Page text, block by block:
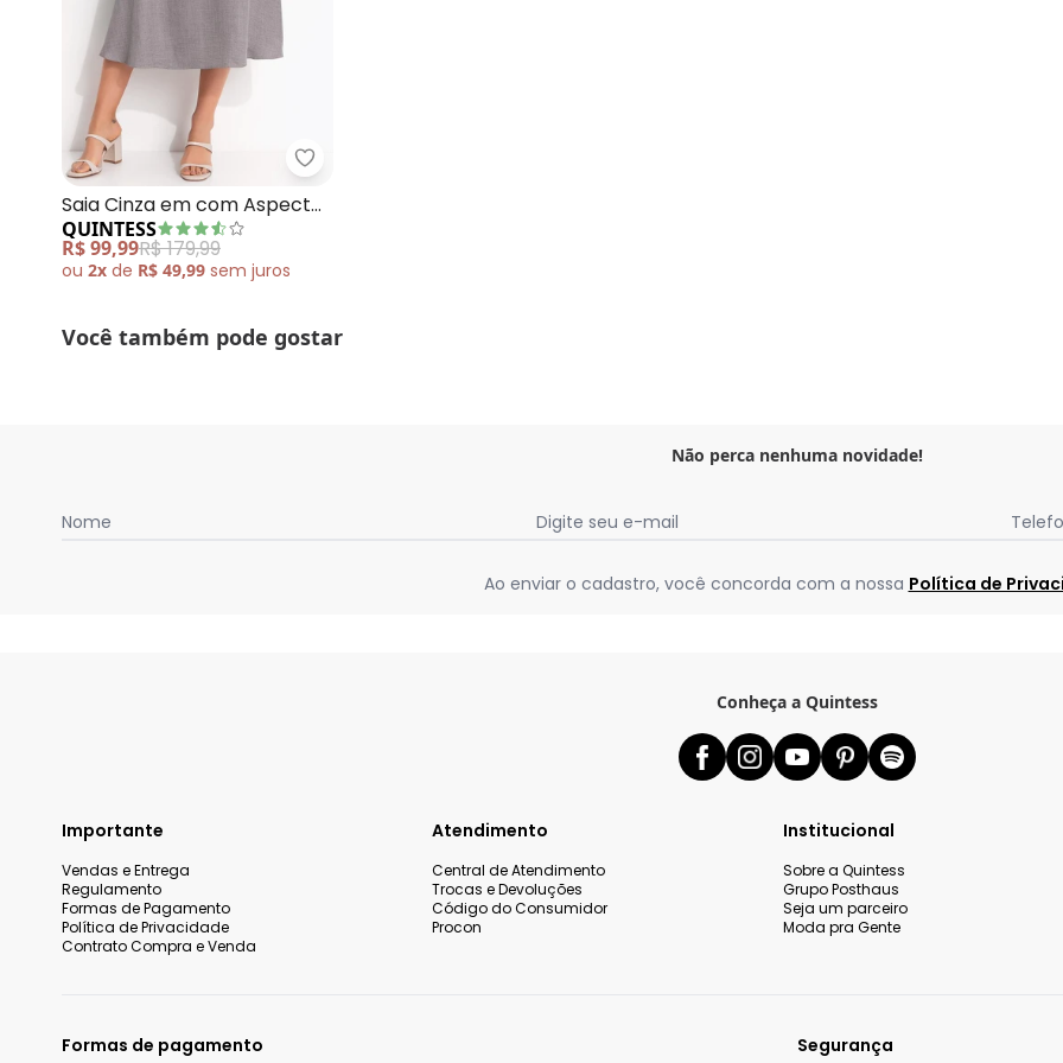
Quintess - Saia Cinza em com Aspecto de Linho
Saia Cinza em com Aspecto
de Linho
QUINTESS
R$ 99,99R$ 179,99
ou 2x de R$ 49,99 sem juros
Você também pode gostar
Não perca nenhuma novidade!
Nome Digite seu e-mail
Ao enviar o cadastro, você concorda com a nossa Política de
Conheça a Quintess
Importante
Vendas e Entrega
Regulamento
Formas de Pagamento
Política de Privacidade
Contrato Compra e Venda
Atendimento
Central de Atendimento
Trocas e Devoluções
Código do Consumidor
Procon
Institucional
Sobre a Quintess
Grupo Posthaus
Seja um parceiro
Moda pra Gente
Formas de pagamento Segurança